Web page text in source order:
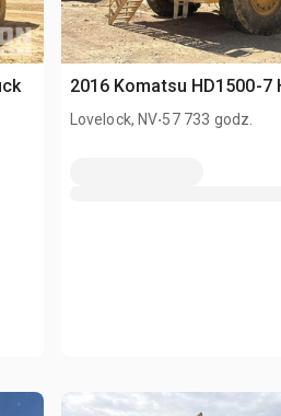
2016 Komatsu HD1500-7
Lovelock, NV.57 733 godz.